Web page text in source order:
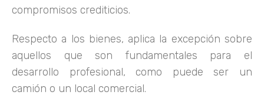
compromisos crediticios.
Respecto a los bienes, aplica la excepción sobre
aquellos que son fundamentales para el
desarrollo profesional, como puede ser un
camión o un local comercial.